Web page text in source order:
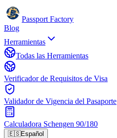
Passport Factory
Blog
Herramientas
Todas las Herramientas
Verificador de Requisitos de Visa
Validador de Vigencia del Pasaporte
Calculadora Schengen 90/180
🇪🇸Español